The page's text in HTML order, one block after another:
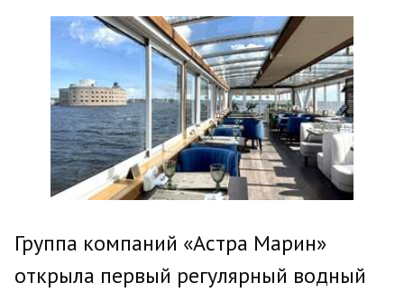
Группа компаний «Астра Марин»
открыла первый регулярный водный